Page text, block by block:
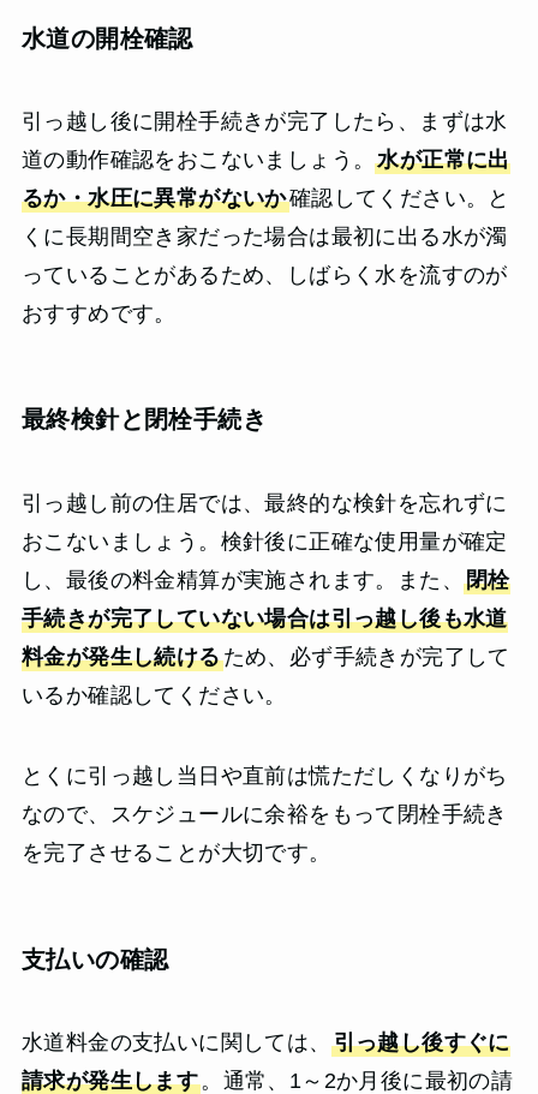
水道の開栓確認
引っ越し後に開栓手続きが完了したら、まずは水
道の動作確認をおこないましょう。水が正常に出
るか・水圧に異常がないか確認してください。と
くに長期間空き家だった場合は最初に出る水が濁
っていることがあるため、しばらく水を流すのが
おすすめです。
最終検針と閉栓手続き
引っ越し前の住居では、最終的な検針を忘れずに
おこないましょう。検針後に正確な使用量が確定
し、最後の料金精算が実施されます。また、 閉栓
手続きが完了していない場合は引っ越し後も水道
料金が発生し続けるため、必ず手続きが完了して
いるか確認してください。
とくに引っ越し当日や直前は慌ただしくなりがち
なので、スケジュールに余裕をもって閉栓手続き
を完了させることが大切です。
支払いの確認
水道料金の支払いに関しては、 引っ越し後すぐに
請求が発生します。通常、1～2か月後に最初の請